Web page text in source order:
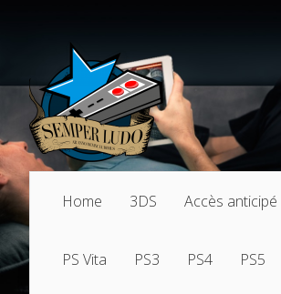
Home 3DS Accès anticipé
PS Vita PS3 PS4 PS5